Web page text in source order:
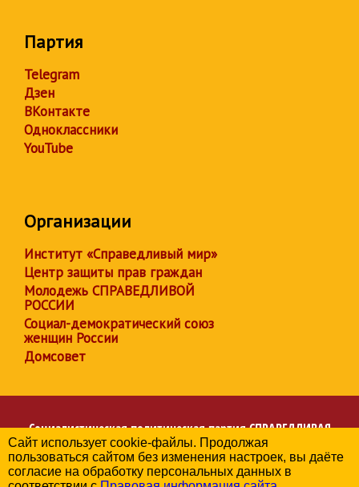
Партия
Telegram
Дзен
ВКонтакте
Одноклассники
YouTube
Организации
Институт «Справедливый мир»
Центр защиты прав граждан
Молодежь СПРАВЕДЛИВОЙ
РОССИИ
Социал-демократический союз
женщин России
Домсовет
Социалистическая политическая партияСПРАВЕДЛИВАЯ
РОССИЯ
Региональное отделение партии в Кировской области
© 2006-2026
Сайт использует cookie-файлы. Продолжая
пользоваться сайтом без изменения настроек, вы даёте
согласие на обработку персональных данных в